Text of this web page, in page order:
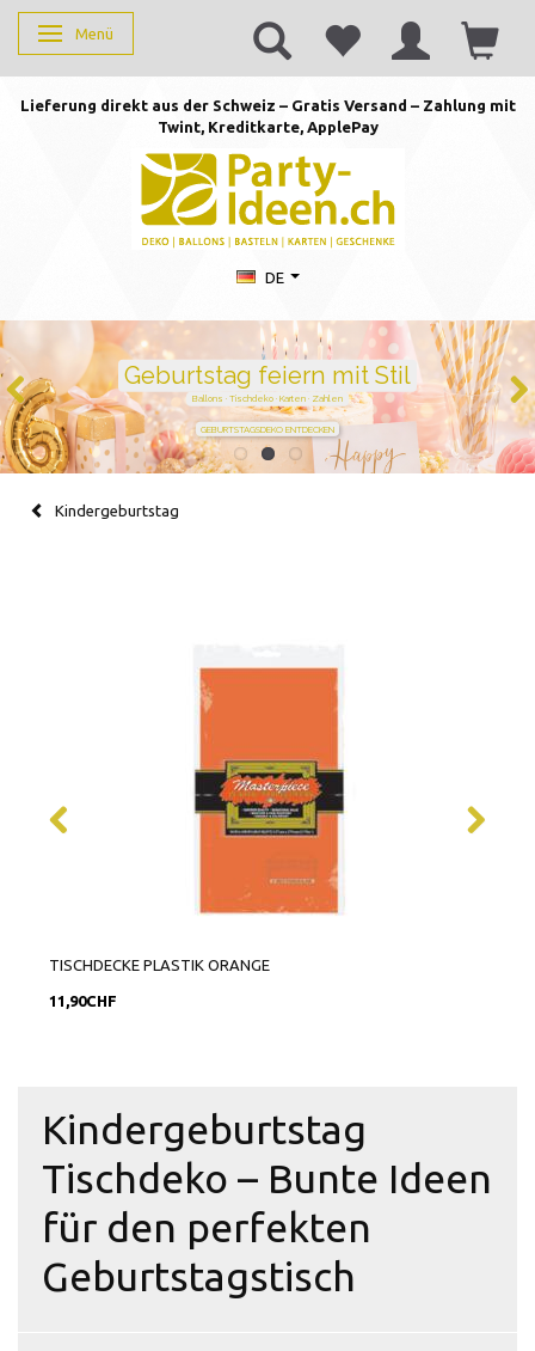
Anzeige ändern
Menü
Lieferung direkt aus der Schweiz – Gratis Versand – Zahlung mit
Twint, Kreditkarte, ApplePay
DE
Duftkerzen mit Zahlen –
persönlich schenken von 1 bis
105
Handgegossen · stilvoll · perfekt für jeden Geburtstag
JETZT ZAHL WÄHLEN
Kindergeburtstag
TISCHDECKE PLASTIK ORANGE
11,90CHF
Kindergeburtstag
Tischdeko – Bunte Ideen
für den perfekten
Geburtstagstisch